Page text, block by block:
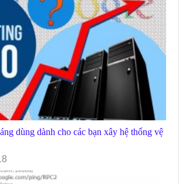
dùng dành cho các bạn xây hệ thống vệ